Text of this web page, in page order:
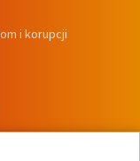
i korupcji